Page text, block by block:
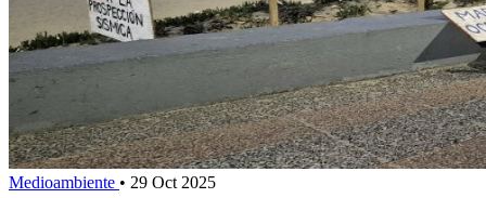
Medioambiente • 29 Oct 2025